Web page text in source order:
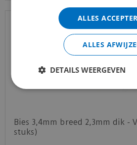
Bies 3,4mm breed 2,3mm dik -
stuks)
gewend bent.
Voor vragen kan je ons
ALLES
ALLES
DETAILS WEERGEVEN